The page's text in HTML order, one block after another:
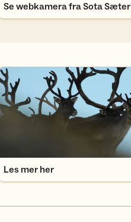
Se webkamera fra Sota Sæter
mer her
Les mer her